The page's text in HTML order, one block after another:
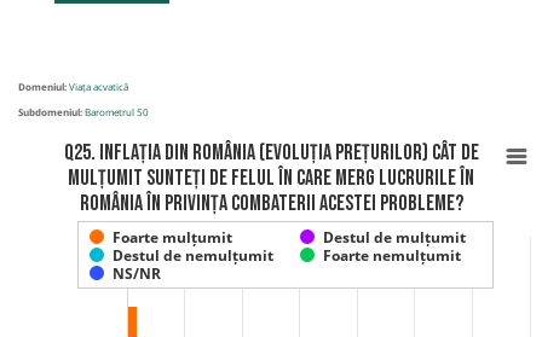
Domeniul:Viața acvatică
Subdomeniul:Barometrul 50
Q25. Inflația din România (evoluția prețurilor) Cât de
mulțumit sunteți de felul în care merg lucrurile în
România în privința combaterii acestei probleme?
Foarte mulțumit
Destul de mulțumit
Destul de nemulțumit
Foarte nemulțumit
NS/NR